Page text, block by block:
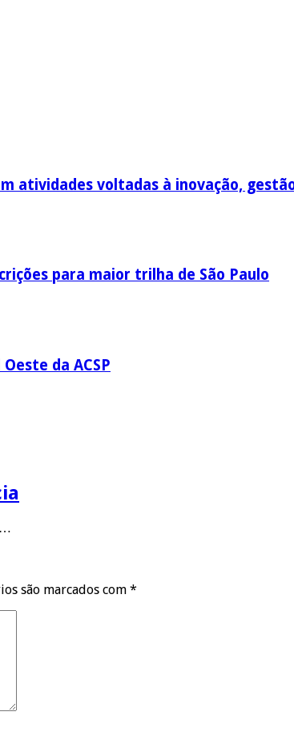
atividades voltadas à inovação,
para maior trilha de São Paulo
da ACSP
…
são marcados com *